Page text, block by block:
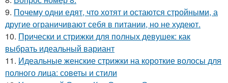
9. Почему одни едят, что хотят и остаются стройными, а
другие ограничивают себя в питании, но не худеют.
10. Прически и стрижки для полных девушек: как
выбрать идеальный вариант
11. Идеальные женские стрижки на короткие волосы для
полного лица: советы и стили